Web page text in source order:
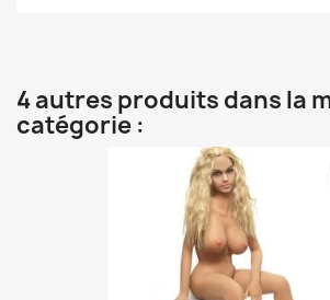
4 autres produits dans la
catégorie :